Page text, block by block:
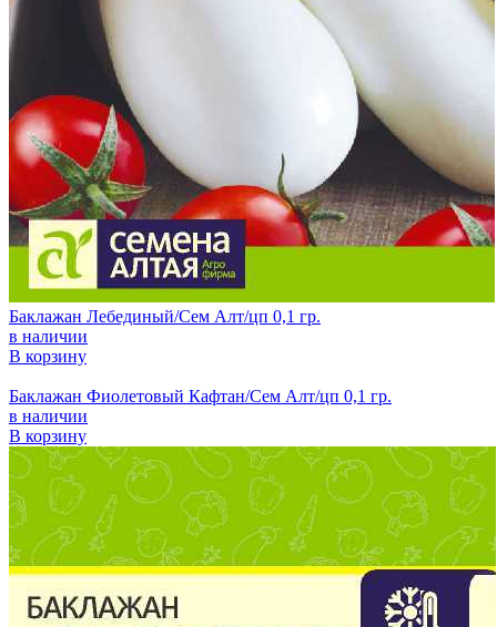
Баклажан Лебединый/Сем Алт/цп 0,1 гр.
в наличии
В корзину
Баклажан Фиолетовый Кафтан/Сем Алт/цп 0,1 гр.
в наличии
В корзину